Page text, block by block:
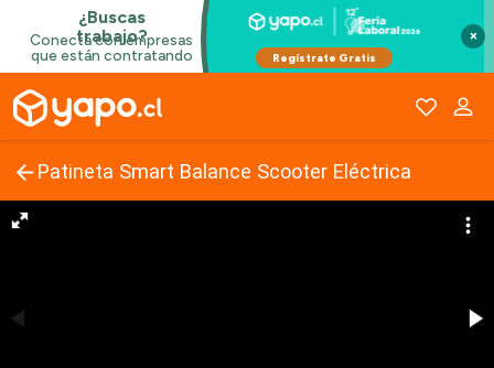
×
Patineta Smart Balance Scooter Eléctrica